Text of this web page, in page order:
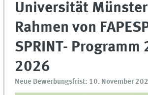
Universität
Rahmen von
SPRINT- Programm
2026
Neue Bewerbungsfrist: 10. November